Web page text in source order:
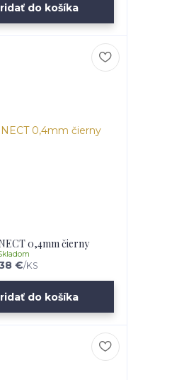
do košíka
0,4mm čierny
€/KS
do košíka